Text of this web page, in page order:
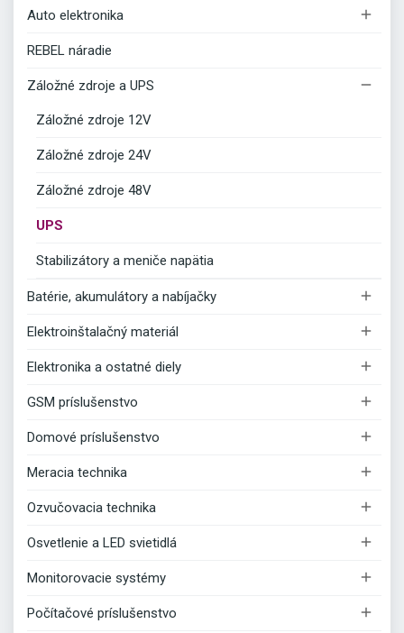
Auto elektronika 
REBEL náradie
Záložné zdroje a UPS 
Záložné zdroje 12V
Záložné zdroje 24V
Záložné zdroje 48V
UPS
Stabilizátory a meniče napätia
Batérie, akumulátory a nabíjačky 
Elektroinštalačný materiál 
Elektronika a ostatné diely 
GSM príslušenstvo 
Domové príslušenstvo 
Meracia technika 
Ozvučovacia technika 
Osvetlenie a LED svietidlá 
Monitorovacie systémy 
Počítačové príslušenstvo 